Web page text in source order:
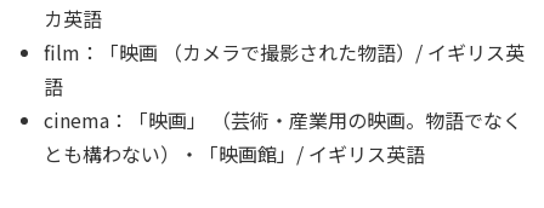
カ英語
film：「映画 （カメラで撮影された物語）/ イギリス英
語
cinema：「映画」 （芸術・産業用の映画。物語でなく
とも構わない）・「映画館」/ イギリス英語